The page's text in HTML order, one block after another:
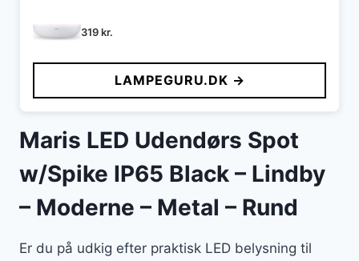
319kr.
LAMPEGURU.DK →
Maris LED Udendørs Spot
w/Spike IP65 Black – Lindby
– Moderne – Metal – Rund
Er du på udkig efter praktisk LED belysning til